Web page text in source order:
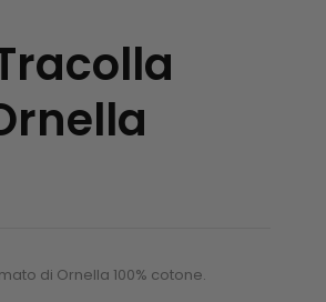
di Ornella 100% cotone.